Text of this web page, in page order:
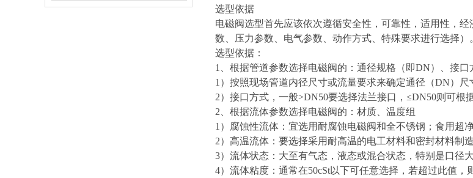
选型依据
电磁阀选型首先应该依次遵循安全性，可靠性，适用性，
数、压力参数、电气参数、动作方式、特殊要求进行选择）
选型依据：
1、根据管道参数选择电磁阀的：通径规格（即DN）、接口
1）按照现场管道内径尺寸或流量要求来确定通径（DN）尺
2）接口方式，一般>DN50要选择法兰接口，≤DN50则可根
2、根据流体参数选择电磁阀的：材质、温度组
1）腐蚀性流体：宜选用耐腐蚀电磁阀和全不锈钢；食用超
2）高温流体：要选择采用耐高温的电工材料和密封材料制
3）流体状态：大至有气态，液态或混合状态，特别是口径
4）流体粘度：通常在50cSt以下可任意选择，若超过此值，